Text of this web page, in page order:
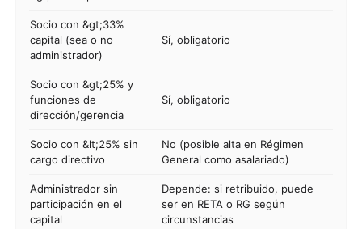
Socio con &gt;33%
capital (sea o no
administrador)
Sí, obligatorio
Socio con &gt;25% y
funciones de
dirección/gerencia
Sí, obligatorio
Socio con &lt;25% sin
cargo directivo
No (posible alta en Régimen
General como asalariado)
Administrador sin
participación en el
capital
Depende: si retribuido, puede
ser en RETA o RG según
circunstancias